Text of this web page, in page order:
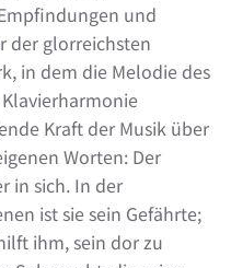
und
der glorreichsten
in dem die Melodie des
Kraft der Musik über
Worten: Der
in sich. In der
ist sie sein Gefährte;
ihm, sein dor zu